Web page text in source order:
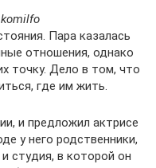
Пара казалась
отношения, однако
точку. Дело в том, что
где им жить.
и предложил актрисе
у него родственники,
студия, в которой он